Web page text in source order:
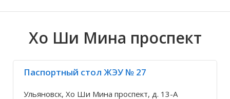
Хо Ши Мина проспект
Паспортный стол ЖЭУ № 27
Ульяновск, Хо Ши Мина проспект, д. 13-А